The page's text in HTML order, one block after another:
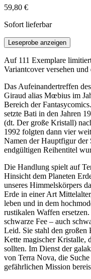
59,80 €
Sofort lieferbar
Leseprobe anzeigen
Auf 111 Exemplare
Variantcover versehen
Das Aufeinandertreffen
Giraud alias Mœbius im
Bereich der
setzte Bati in den Jahren
(dt. Der große Kristall)
1992 folgten dann vier
Namen der Hauptfigur der
endgültigen Reihentitel
Die Handlung spielt auf
Hinsicht dem Planeten
unseres Himmelskörpers
Erde in einer Art
leben und in dem
rustikalen Waffen
schwarze Fee – auch
Leid. Sie stahl den großen
Kette magischer Kristalle,
sollten. Im Dienst der
von Terra Nova, die
gefährlichen Mission